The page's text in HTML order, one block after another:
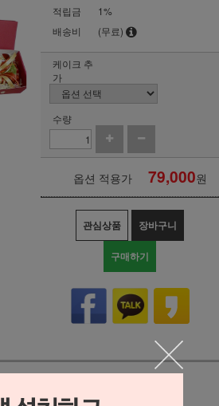
적립금
1%
배송비
(무료)
케이크 추
가
수량
옵션 적용가 79,000원
관심상품 장바구니
구매하기
상세정보 새창 열기